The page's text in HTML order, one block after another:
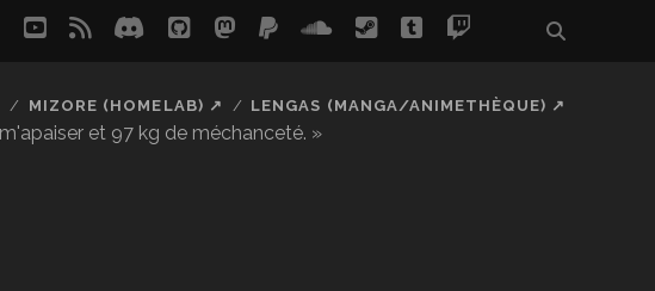
youtube
rss discord
githubmastodon
paypalsoundcloud
steamtumblrtwitch
et 97 kg de méchanceté. »
MIZORE (HOMELAB) ↗ LENGAS (MANGA/ANIMETHÈQUE) ↗